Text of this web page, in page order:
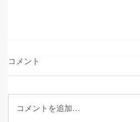
●防犯教室の開催
コメント
コメントを追加…